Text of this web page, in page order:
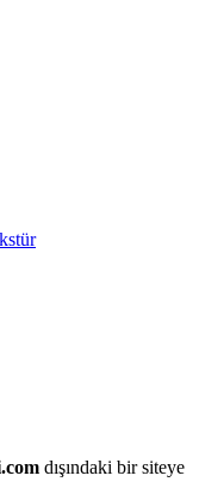
dışındaki bir siteye